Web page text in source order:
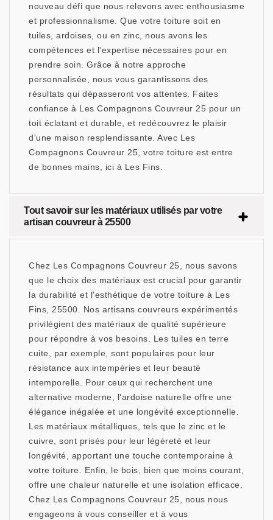
nouveau défi que nous relevons avec enthousiasme
et professionnalisme. Que votre toiture soit en
tuiles, ardoises, ou en zinc, nous avons les
compétences et l'expertise nécessaires pour en
prendre soin. Grâce à notre approche
personnalisée, nous vous garantissons des
résultats qui dépasseront vos attentes. Faites
confiance à Les Compagnons Couvreur 25 pour un
toit éclatant et durable, et redécouvrez le plaisir
d'une maison resplendissante. Avec Les
Compagnons Couvreur 25, votre toiture est entre
de bonnes mains, ici à Les Fins.
Tout savoir sur les matériaux utilisés par votre
artisan couvreur à 25500
Chez Les Compagnons Couvreur 25, nous savons
que le choix des matériaux est crucial pour garantir
la durabilité et l'esthétique de votre toiture à Les
Fins, 25500. Nos artisans couvreurs expérimentés
privilégient des matériaux de qualité supérieure
pour répondre à vos besoins. Les tuiles en terre
cuite, par exemple, sont populaires pour leur
résistance aux intempéries et leur beauté
intemporelle. Pour ceux qui recherchent une
alternative moderne, l'ardoise naturelle offre une
élégance inégalée et une longévité exceptionnelle.
Les matériaux métalliques, tels que le zinc et le
cuivre, sont prisés pour leur légèreté et leur
longévité, apportant une touche contemporaine à
votre toiture. Enfin, le bois, bien que moins courant,
offre une chaleur naturelle et une isolation efficace.
Chez Les Compagnons Couvreur 25, nous nous
engageons à vous conseiller et à vous